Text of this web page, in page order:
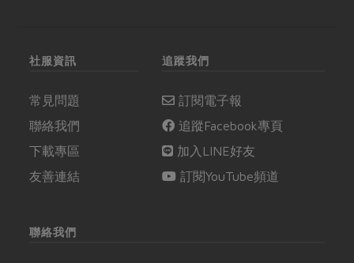
社服資訊
常見問題
聯絡我們
下載專區
友善連結
追蹤我們
訂閱電子報
追蹤Facebook專頁
加入LINE好友
訂閱YouTube頻道
聯絡我們